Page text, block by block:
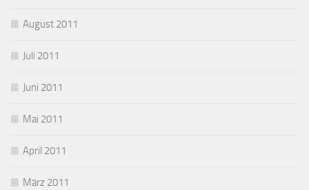
August 2011
Juli 2011
Juni 2011
Mai 2011
April 2011
März 2011